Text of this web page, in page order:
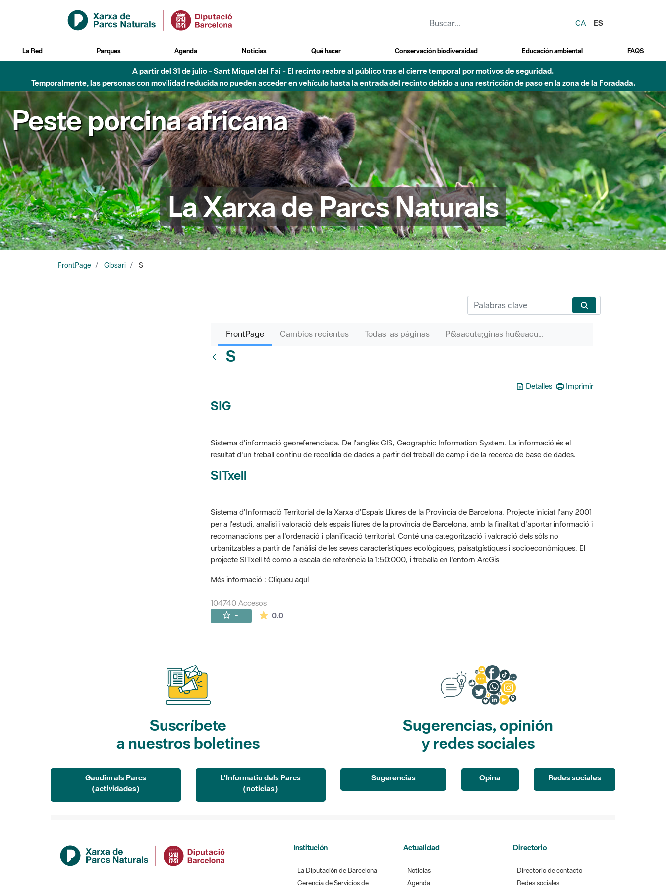
Saltar al contenido principal
CA
ES
La Red Parques Agenda Noticias Qué hacer Conservación biodiversidad Educación ambiental FAQS
A partir del 31 de julio - Sant Miquel del Fai - El recinto reabre al público tras el cierre temporal por motivos de seguridad.
Temporalmente, las personas con movilidad reducida no pueden acceder en vehículo hasta la entrada del recinto debido a una restricción de paso en la zona de la Foradada.
Peste porcina africana
La Xarxa de Parcs Naturals
FrontPage Glosari S
FrontPage Cambios recientes Todas las páginas P&aacute;ginas hu&eacute;rfanas
S
Detalles Imprimir
SIG
Sistema d'informació georeferenciada. De l'anglès GIS, Geographic Information System. La informació és el
resultat d'un treball continu de recollida de dades a partir del treball de camp i de la recerca de base de dades.
SITxell
Sistema d'Informació Territorial de la Xarxa d'Espais Lliures de la Província de Barcelona. Projecte iniciat l'any 2001
per a l'estudi, analisi i valoració dels espais lliures de la província de Barcelona, amb la finalitat d'aportar informació i
recomanacions per a l'ordenació i planificació territorial. Conté una categorització i valoració dels sòls no
urbanitzables a partir de l'anàlisi de les seves característiques ecològiques, paisatgístiques i socioeconòmiques. El
projecte SITxell té como a escala de referència la 1:50:000, i treballa en l'entorn ArcGis.
Més informació : Cliqueu aquí
104740 Accesos
- 0.0La valoración media es de 0 estrellas de 5.
Suscríbete
a nuestros boletines
Gaudim als Parcs
(actividades)
L'Informatiu dels Parcs
(noticias)
Sugerencias, opinión
y redes sociales
Sugerencias Opina Redes sociales
Institución
La Diputación de Barcelona
Gerencia de Servicios de
Actualidad
Noticias
Agenda
Directorio
Directorio de contacto
Redes sociales